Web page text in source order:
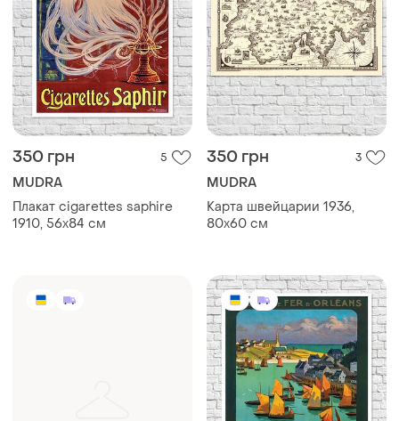
350 грн 5
MUDRA
Плакат cigarettes saphire
1910, 56x84 см
350 грн 3
MUDRA
Карта швейцарии 1936,
80х60 см